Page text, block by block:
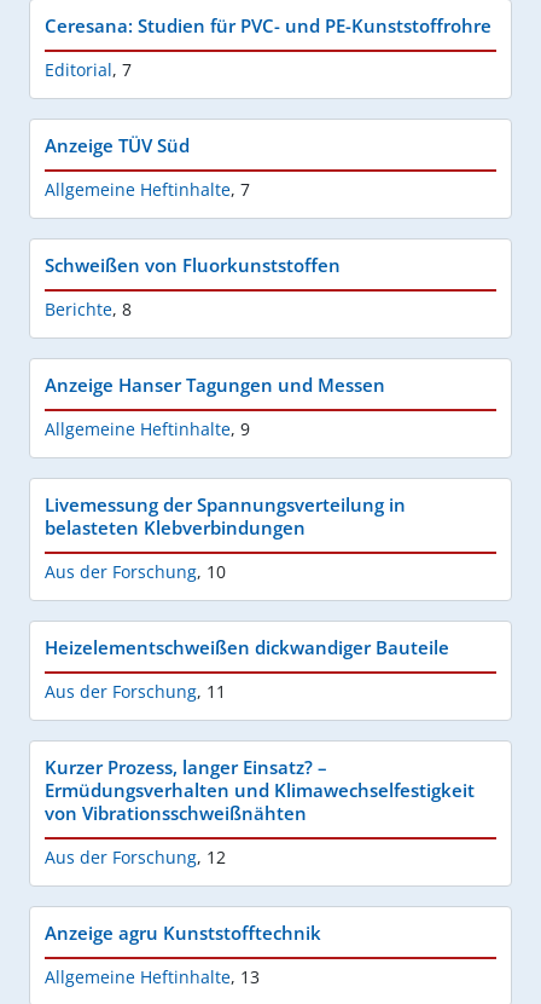
Ceresana: Studien für PVC- und PE-Kunststoffrohre
Editorial, 7
Anzeige TÜV Süd
Allgemeine Heftinhalte, 7
Schweißen von Fluorkunststoffen
Berichte, 8
Anzeige Hanser Tagungen und Messen
Allgemeine Heftinhalte, 9
Livemessung der Spannungsverteilung in
belasteten Klebverbindungen
Aus der Forschung, 10
Heizelementschweißen dickwandiger Bauteile
Aus der Forschung, 11
Kurzer Prozess, langer Einsatz? –
Ermüdungsverhalten und Klimawechselfestigkeit
von Vibrationsschweißnähten
Aus der Forschung, 12
Anzeige agru Kunststofftechnik
Allgemeine Heftinhalte, 13